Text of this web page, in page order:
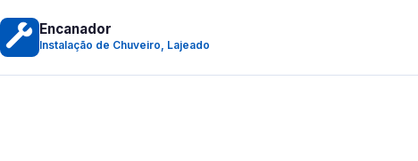
Encanador
Instalação de Chuveiro, Lajeado